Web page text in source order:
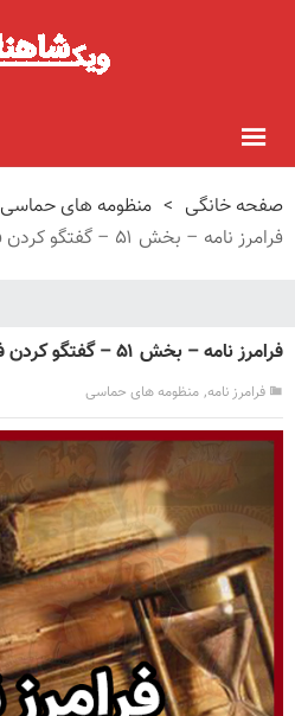
صفحه خانگی > منظومه های حماسی
فرامرز نامه – بخش ۵۱ – گفتگو کردن فرامرز با گردان ایران
فرامرز نامه – بخش ۵۱ – گفتگو کردن فرامرز با گردان ایران
فرامرز نامه, منظومه های حماسی